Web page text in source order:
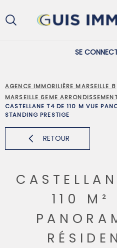
au
menu
au
contenu
SE
PROPRIÉTAIRES
AGENCE IMMOBILIÈRE MARSEILLE 8
MARSEILLE 6EME
CASTELLANE T4 DE 110 M VUE
STANDING PRESTIGE
RETOUR
110 M²